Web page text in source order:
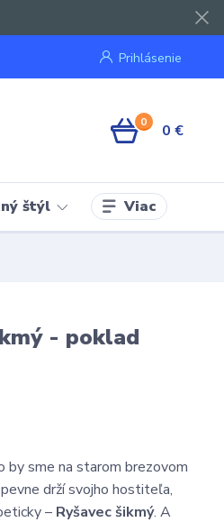
Prihlásenie
0 0 €
štýl Viac
- poklad
by sme na starom brezovom
drží svojho hostiteľa,
– Ryšavec šikmý. A